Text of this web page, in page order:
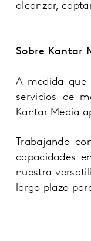
alcanzar,
Sobre Kantar
A medida que
servicios de
Kantar Media
Trabajando
capacidades
nuestra
largo plazo